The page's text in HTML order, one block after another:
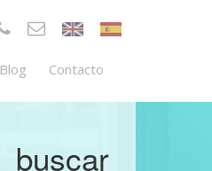
Blog Contacto
buscar